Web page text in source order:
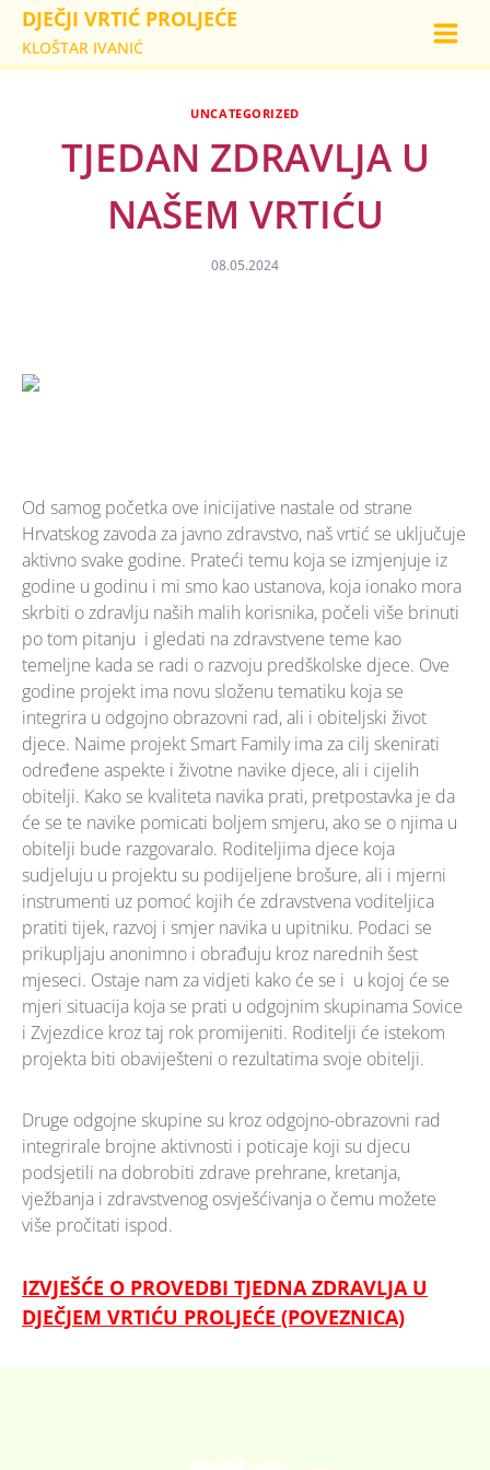
Skip
content
DJEČJI VRTIĆ PROLJEĆE
KLOŠTAR IVANIĆ
UNCATEGORIZED
TJEDAN ZDRAVLJA U
NAŠEM VRTIĆU
08.05.2024
Od samog početka ove inicijative nastale od strane
Hrvatskog zavoda za javno zdravstvo, naš vrtić se uključuje
aktivno svake godine. Prateći temu koja se izmjenjuje iz
godine u godinu i mi smo kao ustanova, koja ionako mora
skrbiti o zdravlju naših malih korisnika, počeli više brinuti
po tom pitanju i gledati na zdravstvene teme kao
temeljne kada se radi o razvoju predškolske djece. Ove
godine projekt ima novu složenu tematiku koja se
integrira u odgojno obrazovni rad, ali i obiteljski život
djece. Naime projekt Smart Family ima za cilj skenirati
određene aspekte i životne navike djece, ali i cijelih
obitelji. Kako se kvaliteta navika prati, pretpostavka je da
će se te navike pomicati boljem smjeru, ako se o njima u
obitelji bude razgovaralo. Roditeljima djece koja
sudjeluju u projektu su podijeljene brošure, ali i mjerni
instrumenti uz pomoć kojih će zdravstvena voditeljica
pratiti tijek, razvoj i smjer navika u upitniku. Podaci se
prikupljaju anonimno i obrađuju kroz narednih šest
mjeseci. Ostaje nam za vidjeti kako će se i u kojoj će se
mjeri situacija koja se prati u odgojnim skupinama Sovice
i Zvjezdice kroz taj rok promijeniti. Roditelji će istekom
projekta biti obaviješteni o rezultatima svoje obitelji.
Druge odgojne skupine su kroz odgojno-obrazovni rad
integrirale brojne aktivnosti i poticaje koji su djecu
podsjetili na dobrobiti zdrave prehrane, kretanja,
vježbanja i zdravstvenog osvješćivanja o čemu možete
više pročitati ispod.
IZVJEŠĆE O PROVEDBI TJEDNA ZDRAVLJA U
DJEČJEM VRTIĆU PROLJEĆE (POVEZNICA)